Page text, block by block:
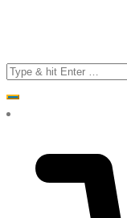
Search
for: